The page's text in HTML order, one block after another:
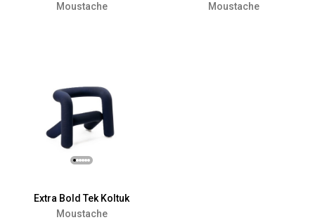
Moustache
Moustache
Extra Bold Tek Koltuk
Moustache